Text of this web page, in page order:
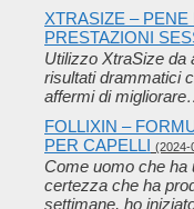
XTRASIZE – PENE
PRESTAZIONI
Utilizzo XtraSize da
risultati drammatici
affermi di
FOLLIXIN –
PER CAPELLI
(2024-
Come uomo che ha
certezza che ha
settimane, ho